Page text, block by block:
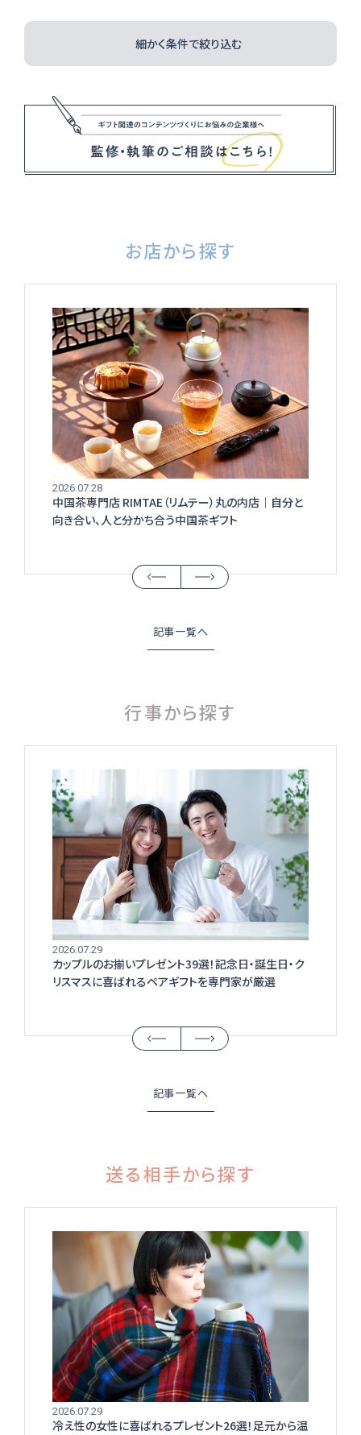
細かく条件で絞り込む
お店から探す
2026.07.28
中国茶専門店 RIMTAE（リムテー）丸の内店│自分と
向き合い、人と分かち合う中国茶ギフト
記事一覧へ
行事から探す
2026.07.29
カップルのお揃いプレゼント39選！記念日・誕生日・ク
リスマスに喜ばれるペアギフトを専門家が厳選
記事一覧へ
送る相手から探す
2026.07.29
冷え性の女性に喜ばれるプレゼント26選！足元から温